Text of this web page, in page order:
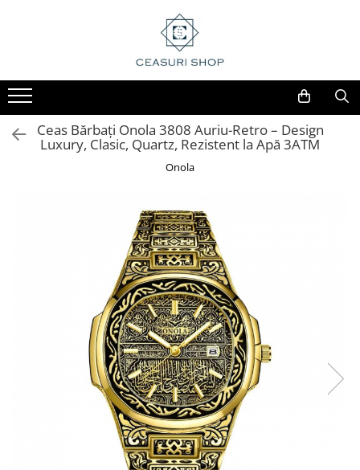
Ceas Bărbați Onola 3808 Auriu-Retro – Design
Luxury, Clasic, Quartz, Rezistent la Apă 3ATM
Onola